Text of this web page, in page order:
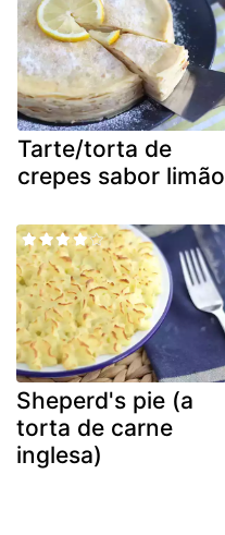
Tarte/torta de
crepes sabor limão
Sheperd's pie (a
torta de carne
inglesa)